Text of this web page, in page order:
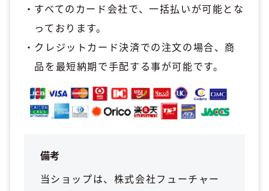
すべてのカード会社で、一括払いが可能とな
っております。
クレジットカード決済での注文の場合、商
品を最短納期で手配する事が可能です。
備考
当ショップは、株式会社フューチャー